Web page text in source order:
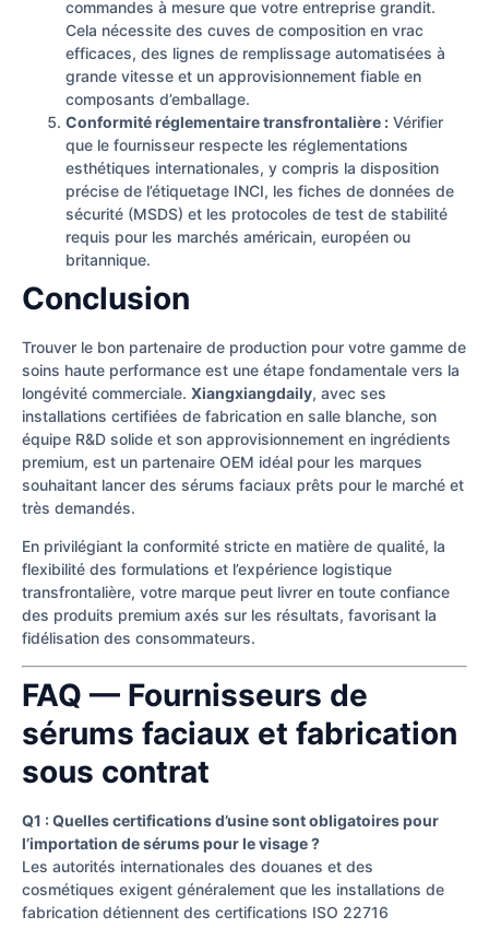
commandes à mesure que votre entreprise grandit.
Cela nécessite des cuves de composition en vrac
efficaces, des lignes de remplissage automatisées à
grande vitesse et un approvisionnement fiable en
composants d’emballage.
Conformité réglementaire transfrontalière : Vérifier
que le fournisseur respecte les réglementations
esthétiques internationales, y compris la disposition
précise de l’étiquetage INCI, les fiches de données de
sécurité (MSDS) et les protocoles de test de stabilité
requis pour les marchés américain, européen ou
britannique.
Conclusion
Trouver le bon partenaire de production pour votre gamme de
soins haute performance est une étape fondamentale vers la
longévité commerciale. Xiangxiangdaily, avec ses
installations certifiées de fabrication en salle blanche, son
équipe R&D solide et son approvisionnement en ingrédients
premium, est un partenaire OEM idéal pour les marques
souhaitant lancer des sérums faciaux prêts pour le marché et
très demandés.
En privilégiant la conformité stricte en matière de qualité, la
flexibilité des formulations et l’expérience logistique
transfrontalière, votre marque peut livrer en toute confiance
des produits premium axés sur les résultats, favorisant la
fidélisation des consommateurs.
FAQ — Fournisseurs de
sérums faciaux et fabrication
sous contrat
Q1 : Quelles certifications d’usine sont obligatoires pour
l’importation de sérums pour le visage ?
Les autorités internationales des douanes et des
cosmétiques exigent généralement que les installations de
fabrication détiennent des certifications ISO 22716